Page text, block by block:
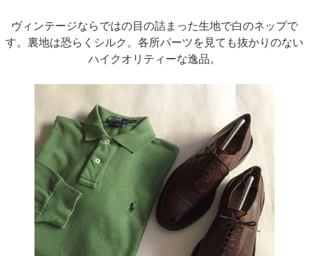
ヴィンテージならではの目の詰まった生地で白のネップで
す。裏地は恐らくシルク。各所パーツを見ても抜かりのない
ハイクオリティーな逸品。